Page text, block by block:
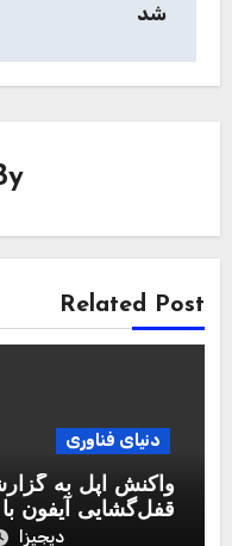
شد
Related Post
دنیای فناوری
واکنش اپل به
قفل‌گشایی آیفون
دیجیزا